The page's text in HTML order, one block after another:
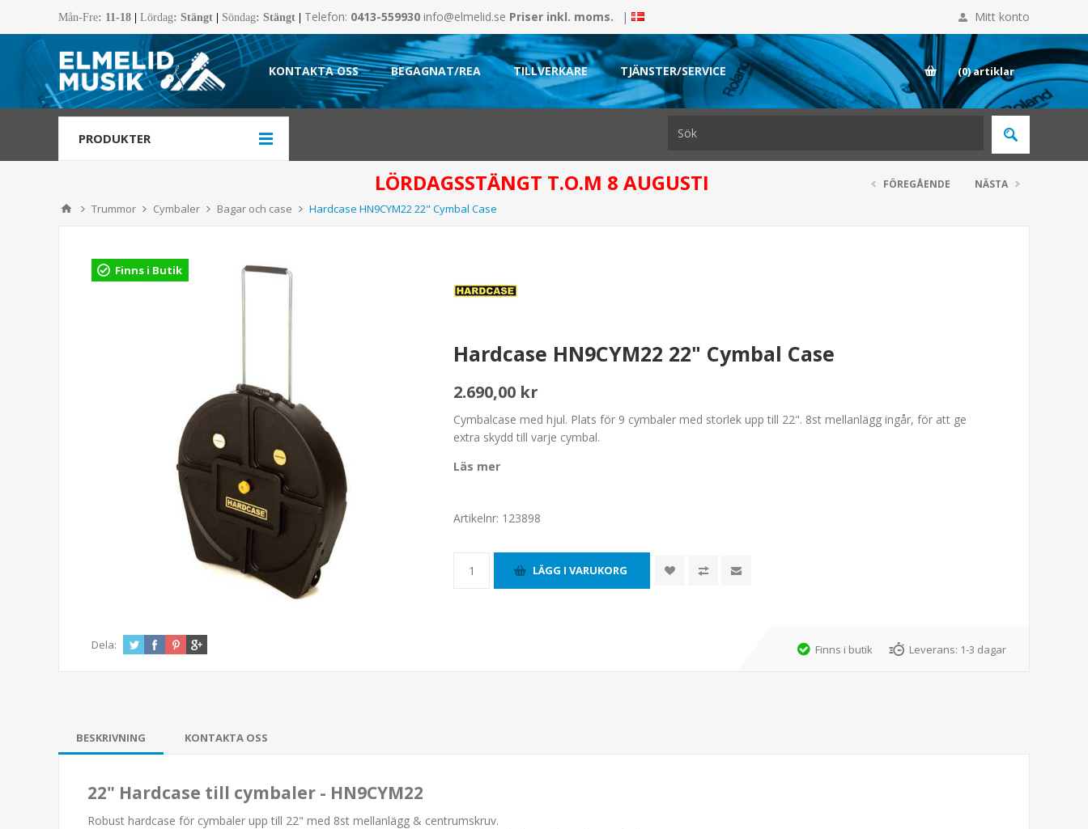
Mån-Fre: 11-18 Lördag: Stängt Söndag: Stängt Telefon: 0413-559930 info@elmelid.se Priser inkl. moms. | Mitt konto
KONTAKTA OSS BEGAGNAT/REA TILLVERKARE TJÄNSTER/SERVICE (0)artiklar
PRODUKTER
LÖRDAGSSTÄNGT T.O.M 8 AUGUSTI
Trummor Cymbaler Bagar och case Hardcase HN9CYM22 22" Cymbal Case
FÖREGÅENDE NÄSTA
Finns i Butik
Hardcase HN9CYM22 22" Cymbal Case
2.690,00 kr
Cymbalcase med hjul. Plats för 9 cymbaler med storlek upp till 22". 8st mellanlägg ingår, för att ge
extra skydd till varje cymbal.
Läs mer
Artikelnr: 123898
Dela: Finns i butik Leverans: 1-3 dagar
BESKRIVNING KONTAKTA OSS
22" Hardcase till cymbaler - HN9CYM22
Robust hardcase för cymbaler upp till 22" med 8st mellanlägg & centrumskruv.